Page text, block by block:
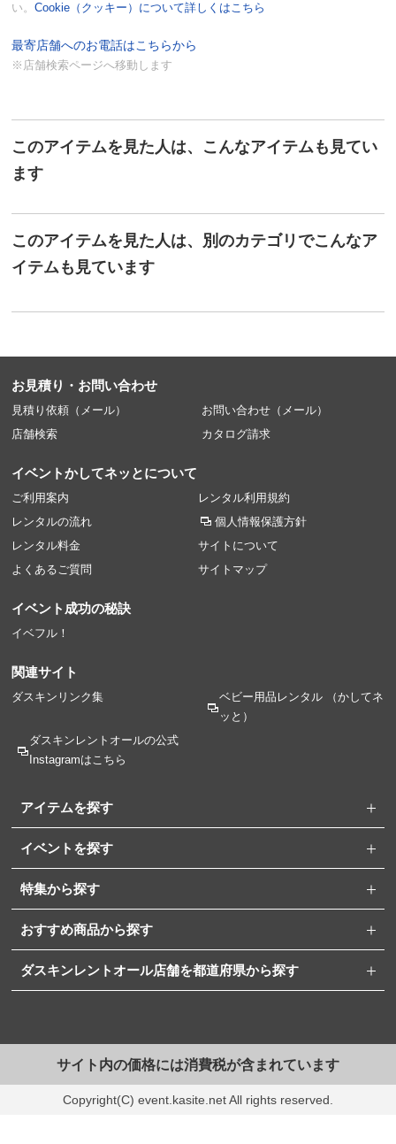
い。Cookie（クッキー）について詳しくはこちら
最寄店舗へのお電話はこちらから
※店舗検索ページへ移動します
このアイテムを見た人は、こんなアイテムも見てい
ます
このアイテムを見た人は、別のカテゴリでこんなア
イテムも見ています
お見積り・お問い合わせ
見積り依頼（メール）
お問い合わせ（メール）
店舗検索
カタログ請求
イベントかしてネッとについて
ご利用案内
レンタルの流れ
レンタル料金
よくあるご質問
レンタル利用規約
個人情報保護方針
サイトについて
サイトマップ
イベント成功の秘訣
イベフル！
関連サイト
ダスキンリンク集 ベビー用品レンタル（かしてネ
ッと）
ダスキンレントオールの公式
Instagramはこちら
アイテムを探す
イベントを探す
特集から探す
おすすめ商品から探す
ダスキンレントオール店舗を都道府県から探す
サイト内の価格には消費税が含まれています
Copyright(C) event.kasite.net All rights reserved.